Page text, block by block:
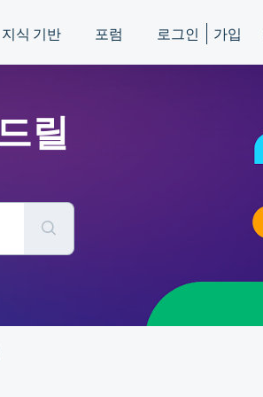
지식 기반 포럼 로그인 가입
릴